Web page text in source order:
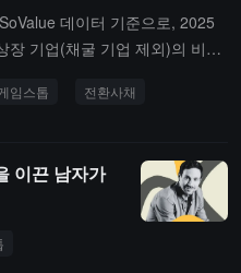
데이터 기준으로, 2025
장 기업(채굴 기업 제외)의 비트
매수했으며, 지난주에는 5.319
총 2.408억 달러를 투자하고
가 매수하여 총 보유량이 13,3
업 Nano Lab, 영국 디지털 광고
임스톱 전환사채
이끈 남자가